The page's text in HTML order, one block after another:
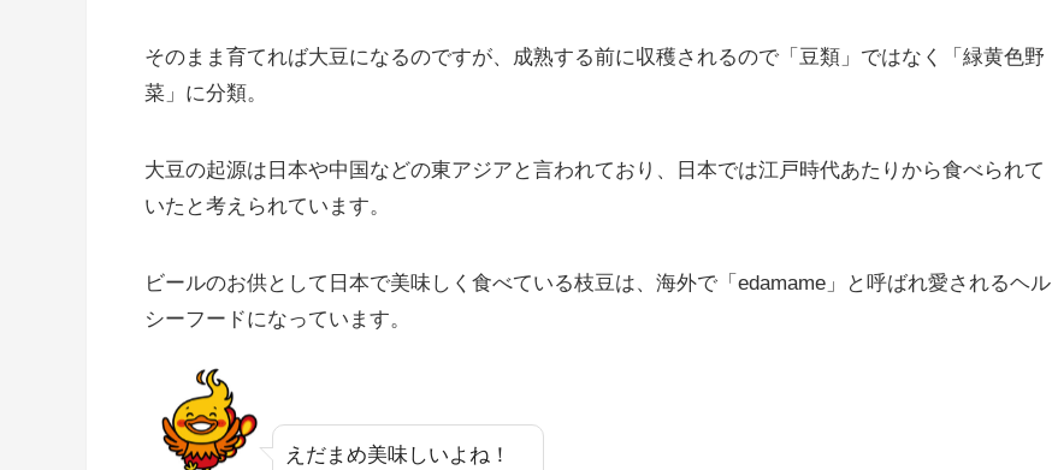
そのまま育てれば大豆になるのですが、成熟する前に収穫されるので「豆類」ではなく「緑黄色野
菜」に分類。
大豆の起源は日本や中国などの東アジアと言われており、日本では江戸時代あたりから食べられて
いたと考えられています。
ビールのお供として日本で美味しく食べている枝豆は、海外で「edamame」と呼ばれ愛されるヘル
シーフードになっています。
えだまめ美味しいよね！